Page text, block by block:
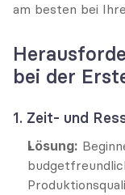
am besten bei
bei der
1. Zeit- und
Lösung: